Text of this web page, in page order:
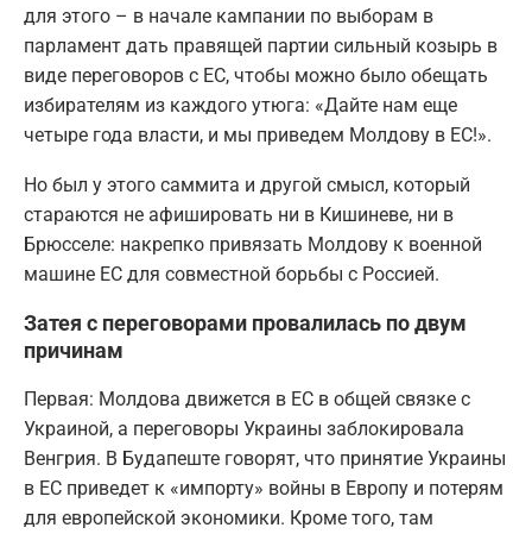
для этого – в начале кампании по выборам в
парламент дать правящей партии сильный козырь в
виде переговоров с ЕС, чтобы можно было обещать
избирателям из каждого утюга: «Дайте нам еще
четыре года власти, и мы приведем Молдову в ЕС!».
Но был у этого саммита и другой смысл, который
стараются не афишировать ни в Кишиневе, ни в
Брюсселе: накрепко привязать Молдову к военной
машине ЕС для совместной борьбы с Россией.
Затея с переговорами провалилась по двум
причинам
Первая: Молдова движется в ЕС в общей связке с
Украиной, а переговоры Украины заблокировала
Венгрия. В Будапеште говорят, что принятие Украины
в ЕС приведет к «импорту» войны в Европу и потерям
для европейской экономики. Кроме того, там